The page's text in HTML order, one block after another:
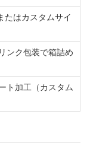
たはカスタムサイ
ンク包装で箱詰め
ト加工（カスタム